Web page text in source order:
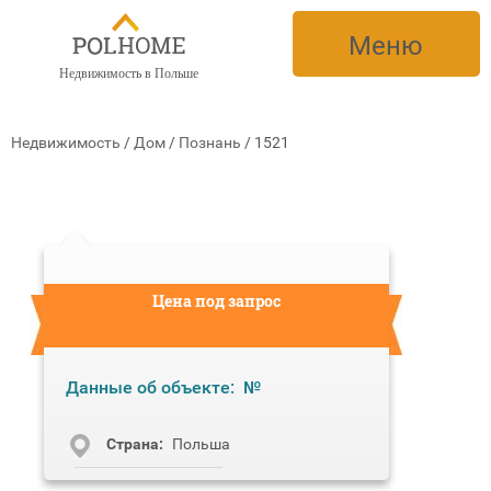
Недвижимость в Польше
Меню
Недвижимость / Дом / Познань / 1521
Цена под запрос
Данные об объекте: №
Cтрана: Польша